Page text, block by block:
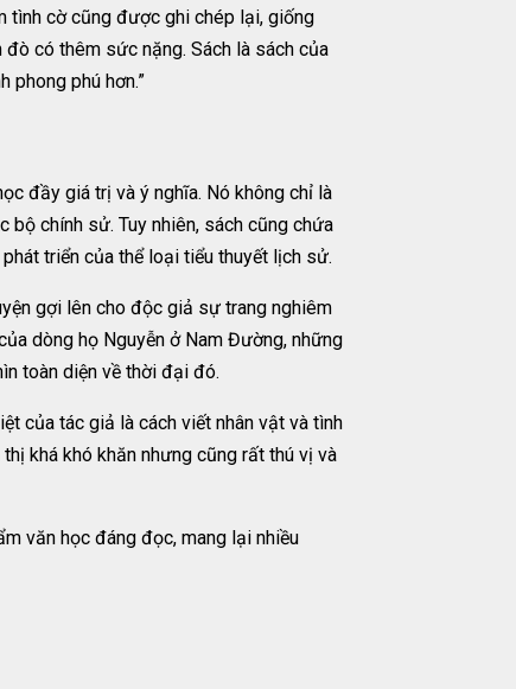
tình cờ cũng được ghi chép lại, giống
có thêm sức nặng. Sách là sách của
phong phú hơn.”
đầy giá trị và ý nghĩa. Nó không chỉ là
bộ chính sử. Tuy nhiên, sách cũng chứa
triển của thể loại tiểu thuyết lịch sử.
gợi lên cho độc giả sự trang nghiêm
dòng họ Nguyễn ở Nam Đường, những
toàn diện về thời đại đó.
của tác giả là cách viết nhân vật và tình
khá khó khăn nhưng cũng rất thú vị và
văn học đáng đọc, mang lại nhiều